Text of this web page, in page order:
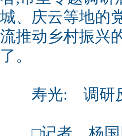
城、庆云等地的
流推动乡村振兴
了。
寿光: 调研反